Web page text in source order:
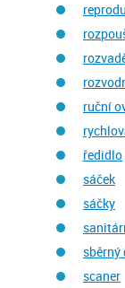
ruční
ředidlo
sáček
sáčky
sběrný
scaner